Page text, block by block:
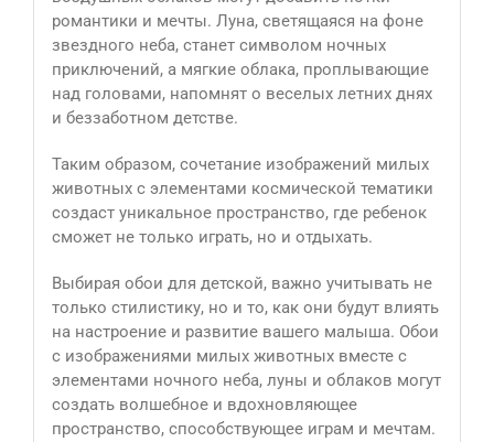
романтики и мечты. Луна, светящаяся на фоне
звездного неба, станет символом ночных
приключений, а мягкие облака, проплывающие
над головами, напомнят о веселых летних днях
и беззаботном детстве.
Таким образом, сочетание изображений милых
животных с элементами космической тематики
создаст уникальное пространство, где ребенок
сможет не только играть, но и отдыхать.
Выбирая обои для детской, важно учитывать не
только стилистику, но и то, как они будут влиять
на настроение и развитие вашего малыша. Обои
с изображениями милых животных вместе с
элементами ночного неба, луны и облаков могут
создать волшебное и вдохновляющее
пространство, способствующее играм и мечтам.